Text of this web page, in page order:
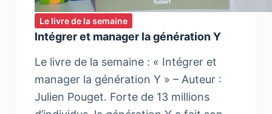
Le livre de la semaine
Intégrer et manager la génération Y
Le livre de la semaine : « Intégrer et
manager la génération Y » – Auteur :
Julien Pouget. Forte de 13 millions